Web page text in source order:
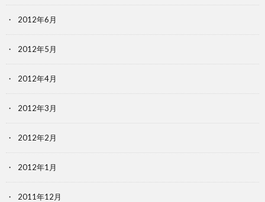
2012年6月
2012年5月
2012年4月
2012年3月
2012年2月
2012年1月
2011年12月